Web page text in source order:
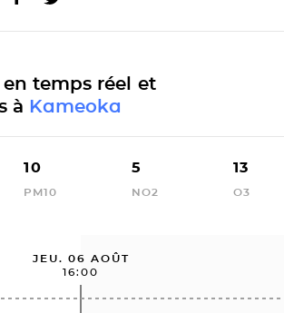
temps réel et
à Kameoka
10
PM10
5
NO2
13
O3
JEU. 06 AOÛT
16:00